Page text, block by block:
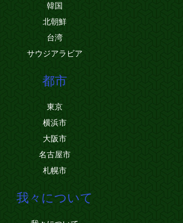
韓国
北朝鮮
台湾
サウジアラビア
都市
東京
横浜市
大阪市
名古屋市
札幌市
我々について